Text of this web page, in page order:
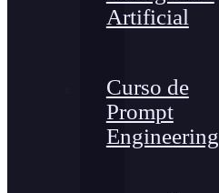
Artificial
Curso de
Prompt
Engineering